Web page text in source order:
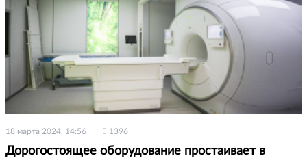
18 марта 2024, 14:56 1396
Дорогостоящее оборудование простаивает в